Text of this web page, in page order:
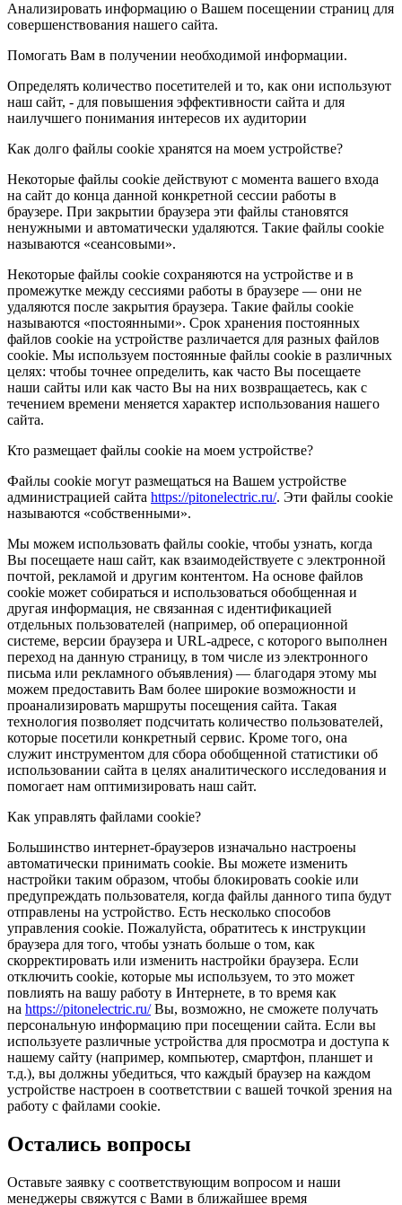
Анализировать информацию о Вашем посещении страниц для
совершенствования нашего сайта.
Помогать Вам в получении необходимой информации.
Определять количество посетителей и то, как они используют
наш сайт, - для повышения эффективности сайта и для
наилучшего понимания интересов их аудитории
Как долго файлы cookie хранятся на моем устройстве?
Некоторые файлы cookie действуют с момента вашего входа
на сайт до конца данной конкретной сессии работы в
браузере. При закрытии браузера эти файлы становятся
ненужными и автоматически удаляются. Такие файлы cookie
называются «сеансовыми».
Некоторые файлы cookie сохраняются на устройстве и в
промежутке между сессиями работы в браузере — они не
удаляются после закрытия браузера. Такие файлы cookie
называются «постоянными». Срок хранения постоянных
файлов cookie на устройстве различается для разных файлов
cookie. Мы используем постоянные файлы cookie в различных
целях: чтобы точнее определить, как часто Вы посещаете
наши сайты или как часто Вы на них возвращаетесь, как с
течением времени меняется характер использования нашего
сайта.
Кто размещает файлы cookie на моем устройстве?
Файлы cookie могут размещаться на Вашем устройстве
администрацией сайта https://pitonelectric.ru/. Эти файлы cookie
называются «собственными».
Мы можем использовать файлы cookie, чтобы узнать, когда
Вы посещаете наш сайт, как взаимодействуете с электронной
почтой, рекламой и другим контентом. На основе файлов
cookie может собираться и использоваться обобщенная и
другая информация, не связанная с идентификацией
отдельных пользователей (например, об операционной
системе, версии браузера и URL-адресе, с которого выполнен
переход на данную страницу, в том числе из электронного
письма или рекламного объявления) — благодаря этому мы
можем предоставить Вам более широкие возможности и
проанализировать маршруты посещения сайта. Такая
технология позволяет подсчитать количество пользователей,
которые посетили конкретный сервис. Кроме того, она
служит инструментом для сбора обобщенной статистики об
использовании сайта в целях аналитического исследования и
помогает нам оптимизировать наш сайт.
Как управлять файлами cookie?
Большинство интернет-браузеров изначально настроены
автоматически принимать cookie. Вы можете изменить
настройки таким образом, чтобы блокировать cookie или
предупреждать пользователя, когда файлы данного типа будут
отправлены на устройство. Есть несколько способов
управления cookie. Пожалуйста, обратитесь к инструкции
браузера для того, чтобы узнать больше о том, как
скорректировать или изменить настройки браузера. Если
отключить cookie, которые мы используем, то это может
повлиять на вашу работу в Интернете, в то время как
на https://pitonelectric.ru/Вы, возможно, не сможете получать
персональную информацию при посещении сайта. Если вы
используете различные устройства для просмотра и доступа к
нашему сайту (например, компьютер, смартфон, планшет и
т.д.), вы должны убедиться, что каждый браузер на каждом
устройстве настроен в соответствии с вашей точкой зрения на
работу с файлами cookie.
Остались вопросы
Оставьте заявку с соответствующим вопросом и наши
менеджеры свяжутся с Вами в ближайшее время